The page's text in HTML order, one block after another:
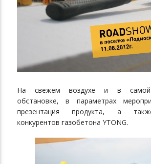
На свежем воздухе и в самой
обстановке, в параметрах
презентация продукта, а
конкурентов газобетона YTONG.